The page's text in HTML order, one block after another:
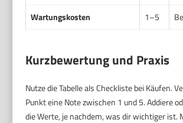
Wartungskosten
1–5
Kurzbewertung und Praxis
Nutze die Tabelle als Checkliste bei Käufen.
Punkt eine Note zwischen 1 und 5. Addiere
die Werte, je nachdem, was dir wichtiger ist.